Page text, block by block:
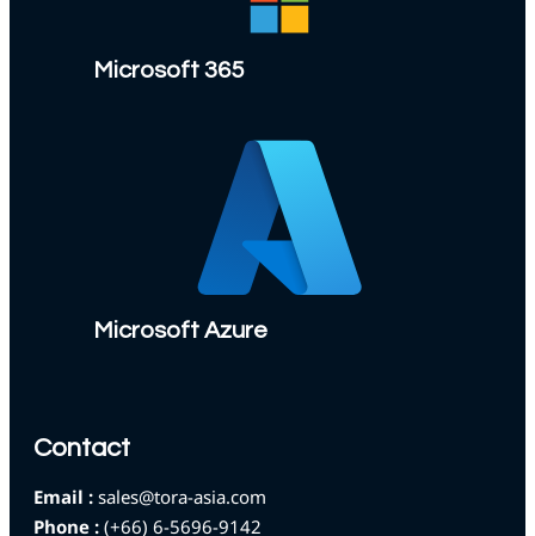
Microsoft 365
Microsoft Azure
Contact
Email :sales@tora-asia.com
Phone :(+66) 6-5696-9142